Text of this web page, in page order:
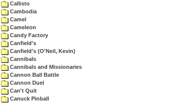
Callisto
Cambodia
Camel
Cameleon
Candy Factory
Canfield's
Canfield's (O'Neil, Kevin)
Cannibals
Cannibals and Missionaries
Cannon Ball Battle
Cannon Duel
Can't Quit
Canuck Pinball